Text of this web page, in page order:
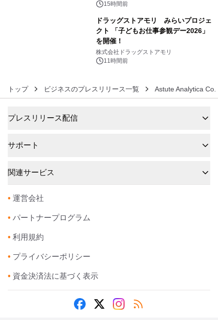
没入型バー「BAR Arca」
15時間前
ドラッグストアモリ みらいプロジェ
クト 「子どもお仕事参観デー2026」
を開催！
株式会社ドラッグストアモリ
11時間前
トップ ビジネスのプレスリリース一覧 Astute Analytica Co.
プレスリリース配信
サポート
関連サービス
• 運営会社
• パートナープログラム
• 利用規約
• プライバシーポリシー
• 資金決済法に基づく表示